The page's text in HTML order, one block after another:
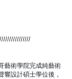
藝術學院完成純藝術
響設計碩士學位後，